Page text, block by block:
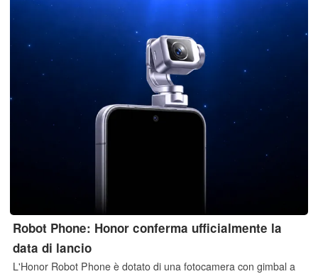
Robot Phone: Honor conferma ufficialmente la
data di lancio
L'Honor Robot Phone è dotato di una fotocamera con gimbal a